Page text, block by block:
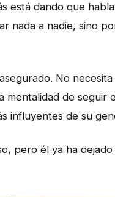
está dando que
nada a nadie, sino
No
mentalidad de seguir
influyentes de su
pero él ya ha